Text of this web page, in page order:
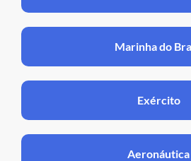
Marinha do
Exército
Aeronáutica